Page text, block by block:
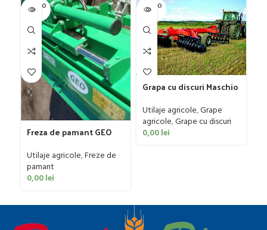
SOLD O
UT
Freza de pamant GEO
Utilaje agricole,Freze de
pamant
0,00lei
SOLD O
UT
Grapa cu discuri Maschio
Utilaje agricole,Grape
agricole,Grape cu discuri
0,00lei